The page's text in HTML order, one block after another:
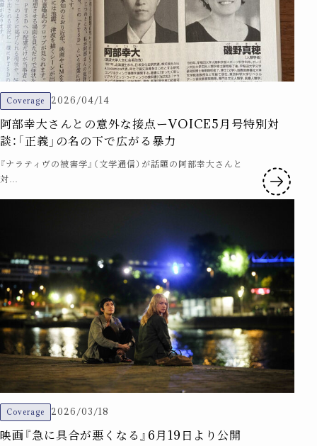
Coverage 2026/04/14
阿部幸大さんとの意外な接点ーVOICE5月号特別対
談：「正義」の名の下で広がる暴力
『ナラティヴの被害学』（文学通信）が話題の阿部幸大さんと
対…
Coverage 2026/03/18
映画『急に具合が悪くなる』6月19日より公開